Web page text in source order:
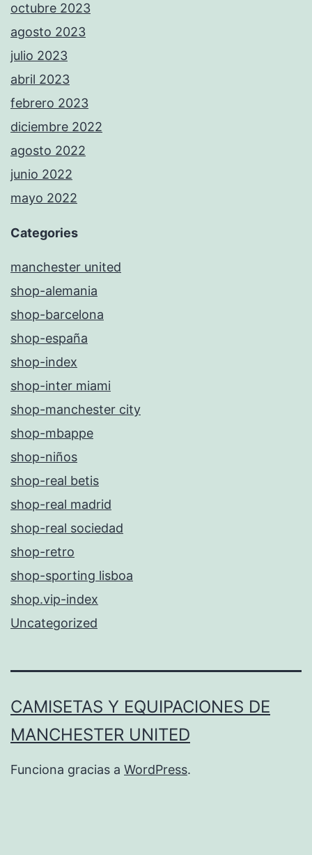
octubre 2023
agosto 2023
julio 2023
abril 2023
febrero 2023
diciembre 2022
agosto 2022
junio 2022
mayo 2022
Categories
manchester united
shop-alemania
shop-barcelona
shop-españa
shop-index
shop-inter miami
shop-manchester city
shop-mbappe
shop-niños
shop-real betis
shop-real madrid
shop-real sociedad
shop-retro
shop-sporting lisboa
shop.vip-index
Uncategorized
CAMISETAS Y EQUIPACIONES DE
MANCHESTER UNITED
Funciona gracias a WordPress.